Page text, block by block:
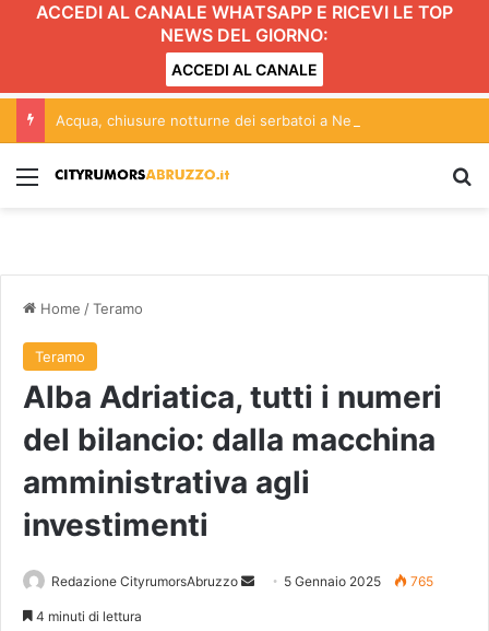
ACCEDI AL CANALE WHATSAPP E RICEVI LE TOP
NEWS DEL GIORNO:
ACCEDI AL CANALE
Menu
Home /Teramo
Teramo
Alba Adriatica, tutti i numeri
del bilancio: dalla macchina
amministrativa agli
investimenti
Redazione CityrumorsAbruzzo 5 Gennaio 2025 765
4 minuti di lettura